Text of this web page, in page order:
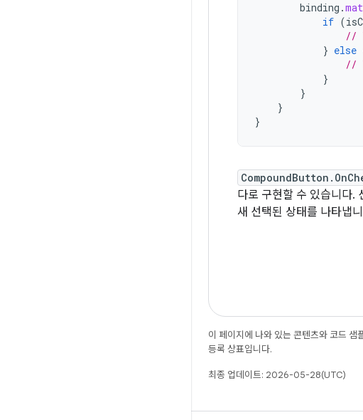
binding .
if (
//
} else
//
}
}
}
}
다로 구현할 수 있습니다.
새 선택된 상태를 나타냅
이 페이지에 나와 있는 콘텐츠와 코드 샘
등록 상표입니다.
최종 업데이트: 2026-05-28(UTC)